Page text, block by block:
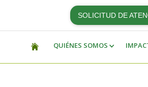
SOLICITUD DE
QUIÉNES SOMOS